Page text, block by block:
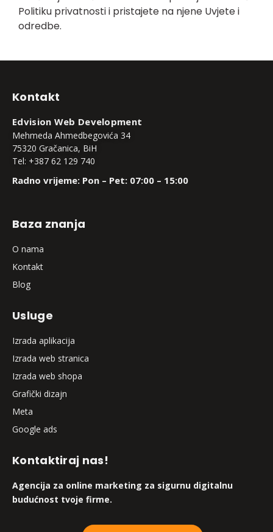
Politiku privatnosti i pristajete na njene Uvjete i
odredbe.
Kontakt
Edvision Web Development
Mehmeda Ahmedbegovića 34
75320 Gračanica, BiH
Tel: +387 62 129 740
Radno vrijeme: Pon – Pet: 07:00 – 15:00
Baza znanja
O nama
Kontakt
Blog
Usluge
Izrada aplikacija
Izrada web stranica
Izrada web shopa
Grafički dizajn
Meta
Google ads
Kontaktiraj nas!
Agencija za online marketing za sigurnu digitalnu
budućnost tvoje firme.